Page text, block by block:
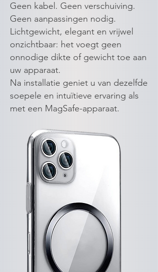
Geen kabel. Geen verschuiving.
Geen aanpassingen nodig.
Lichtgewicht, elegant en vrijwel
onzichtbaar: het voegt geen
onnodige dikte of gewicht toe aan
uw apparaat.
Na installatie geniet u van dezelfde
soepele en intuïtieve ervaring als
met een MagSafe-apparaat.